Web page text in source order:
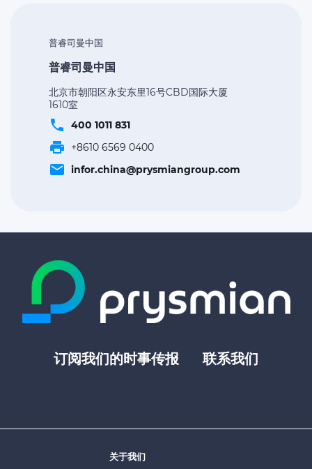
普睿司曼中国
普睿司曼中国
北京市朝阳区永安东里16号CBD国际大厦
1610室
phone 400 1011 831
print +8610 6569 0400
email infor.china@prysmiangroup.com
Footer
Prysmian
订阅我们的时事传报 联系我们
关于我们